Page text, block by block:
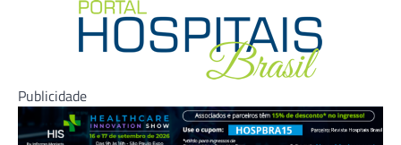
Publicidade